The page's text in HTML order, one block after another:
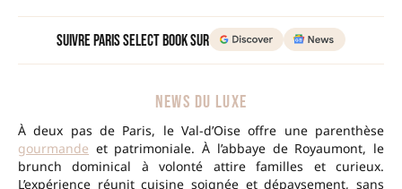
Suivre Paris Select Book sur
NEWS DU LUXE
À deux pas de Paris, le Val-d’Oise offre une parenthèse
gourmande et patrimoniale. À l’abbaye de Royaumont, le
brunch dominical à volonté attire familles et curieux.
L’expérience réunit cuisine soignée et dépaysement, sans